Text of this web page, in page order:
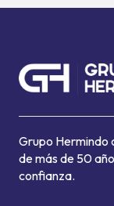
Grupo Hermindo
de más de 50
confianza.